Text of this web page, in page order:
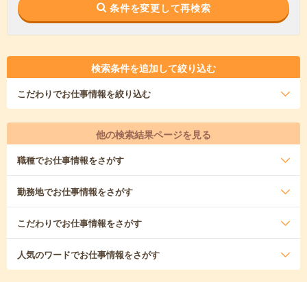
条件を変更して再検索
検索条件を追加して絞り込む
こだわりでお仕事情報を絞り込む
他の検索結果ページを見る
職種でお仕事情報をさがす
勤務地でお仕事情報をさがす
こだわりでお仕事情報をさがす
人気のワードでお仕事情報をさがす